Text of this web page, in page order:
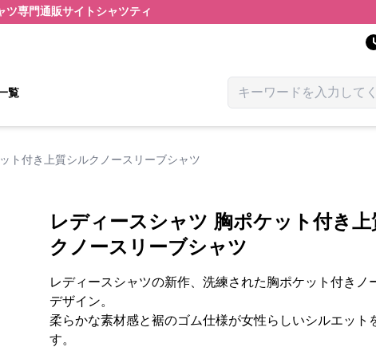
ツ専門通販サイト シャツティ
覧
ト付き上質シルクノースリーブシャツ
レディースシャツ 胸ポケット付き
クノースリーブシャツ
レディースシャツの新作、洗練された胸ポケット付きノ
デザイン。
柔らかな素材感と裾のゴム仕様が女性らしいシルエット
す。